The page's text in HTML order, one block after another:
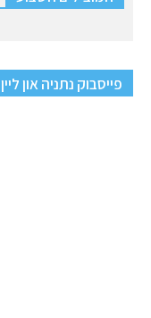
פייסבוק נתניה און ליין